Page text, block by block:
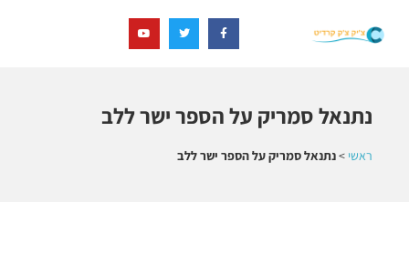
נתנאל סמריק על הספר ישר ללב
ראשי >נתנאל סמריק על הספר ישר ללב